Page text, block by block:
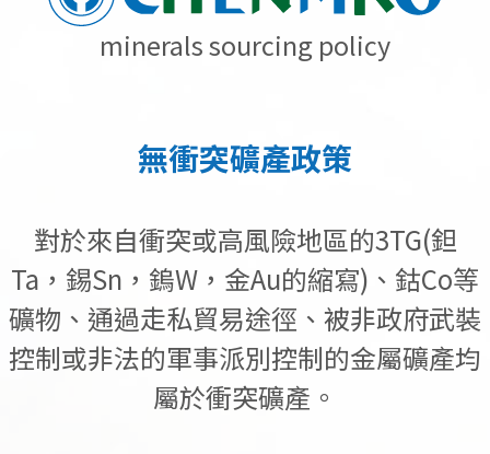
minerals sourcing policy
無衝突礦產政策
對於來自衝突或高風險地區的3TG(鉭
Ta，錫Sn，鎢W，金Au的縮寫)、鈷Co等
礦物、通過走私貿易途徑、被非政府武裝
控制或非法的軍事派別控制的金屬礦產均
屬於衝突礦產。